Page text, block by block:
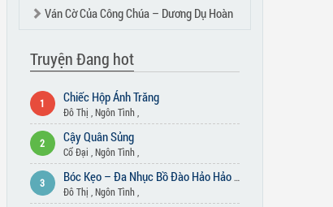
Ván Cờ Của Công Chúa – Dương Dụ Hoàn
Truyện Đang hot
1 Chiếc Hộp Ánh Trăng
Đô Thị Ngôn Tình,
2 Cậy Quân Sủng
Cổ Đại Ngôn Tình,
3
Bóc Kẹo – Đa Nhục Bồ Đào Hảo Hảo Hát
Đô Thị Ngôn Tình,